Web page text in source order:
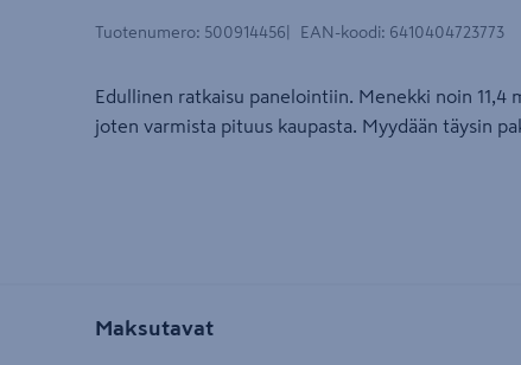
Tuotenumero: 500914456 EAN-koodi: 6410404723773
Edullinen ratkaisu panelointiin. Menekki noin 11,4
joten varmista pituus kaupasta. Myydään täysin
Maksutavat